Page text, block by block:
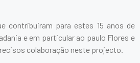
contribuiram para estes 15 anos de
e em particular ao paulo Flores e
colaboração neste projecto.